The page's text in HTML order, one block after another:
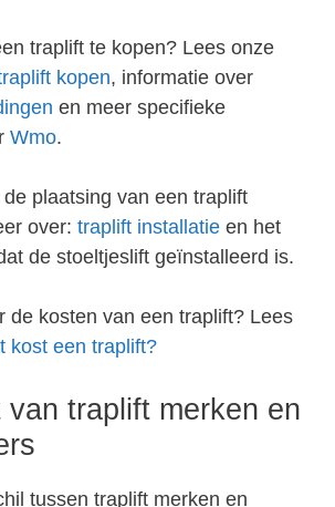
traplift te kopen? Lees onze
kopen, informatie over
en meer specifieke
Wmo.
plaatsing van een traplift
over: traplift installatie en het
de stoeltjeslift geïnstalleerd is.
de kosten van een traplift? Lees
kost een traplift?
van traplift merken en
tussen traplift merken en